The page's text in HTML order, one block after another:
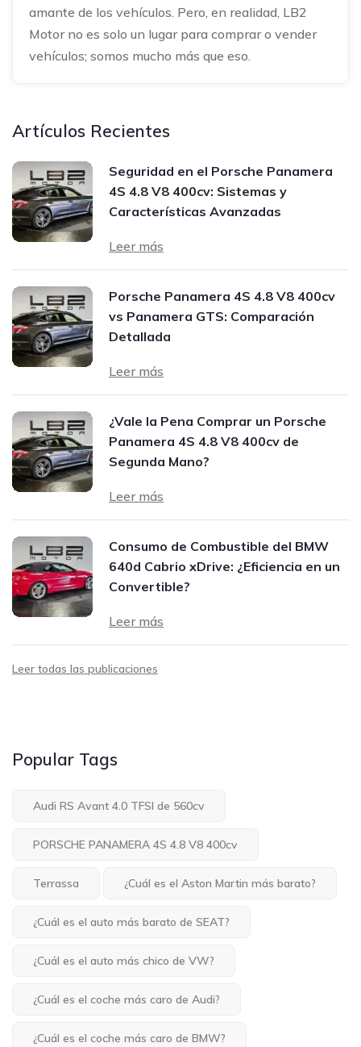
amante de los vehículos. Pero, en realidad, LB2
Motor no es solo un lugar para comprar o vender
vehículos; somos mucho más que eso.
Artículos Recientes
Seguridad en el Porsche Panamera
4S 4.8 V8 400cv: Sistemas y
Características Avanzadas
Leer más
Porsche Panamera 4S 4.8 V8 400cv
vs Panamera GTS: Comparación
Detallada
Leer más
¿Vale la Pena Comprar un Porsche
Panamera 4S 4.8 V8 400cv de
Segunda Mano?
Leer más
Consumo de Combustible del BMW
640d Cabrio xDrive: ¿Eficiencia en un
Convertible?
Leer más
Leer todas las publicaciones
Popular Tags
Audi RS Avant 4.0 TFSI de 560cv
PORSCHE PANAMERA 4S 4.8 V8 400cv
Terrassa ¿Cuál es el Aston Martin más barato?
¿Cuál es el auto más barato de SEAT?
¿Cuál es el auto más chico de VW?
¿Cuál es el coche más caro de Audi?
¿Cuál es el coche más caro de BMW?